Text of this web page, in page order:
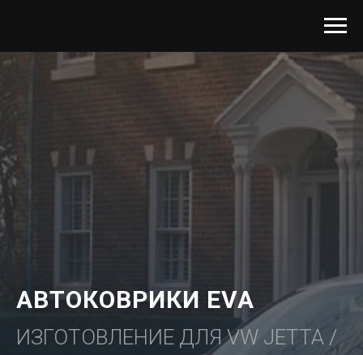
АВТОКОВРИКИ EVA
ИЗГОТОВЛЕНИЕ ДЛЯ VW JETTA /